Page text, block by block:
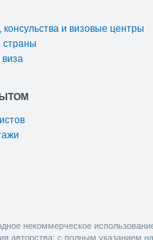
консульства и визовые центры
страны
виза
некоммерческое
авторства: с полным указанием